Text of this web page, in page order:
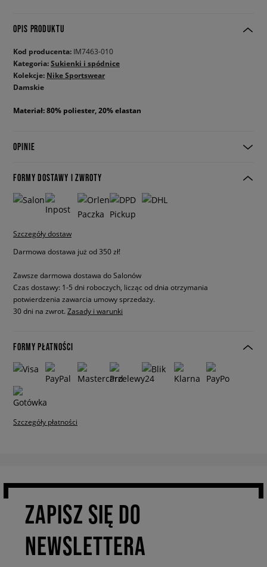
OPIS PRODUKTU
Kod producenta: IM7463-010
Kategoria:Sukienki i spódnice
Kolekcje: Nike Sportswear
Damskie
Materiał: 80% poliester, 20% elastan
OPINIE
FORMY DOSTAWY I ZWROTY
Szczegóły dostaw
Darmowa dostawa już od 350 zł!
Zawsze darmowa dostawa do Salonów
Czas dostawy: 1-5 dni roboczych, licząc od dnia otrzymania
potwierdzenia zawarcia umowy sprzedaży.
30 dni na zwrot. Zasady i warunki
FORMY PŁATNOŚCI
Szczegóły płatności
ZAPISZ SIĘ DO
NEWSLETTERA